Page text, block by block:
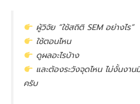
ผู้วิจัย “ใช้สถิติ SEM อย่างไร”
ใช้ตอนไหน
ดูผลอะไรบ้าง
และต้องระวังจุดไหน ไม่งั้นงา
ครับ